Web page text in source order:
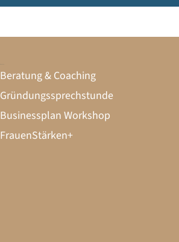
Beratung & Coaching
Gründungssprechstunde
Businessplan Workshop
FrauenStärken+